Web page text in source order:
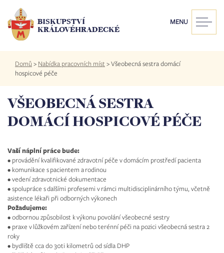
hlavnímu
obsahu
BISKUPSTVÍ
KRÁLOVÉHRADECKÉ
MENU
Drobečková
navigace
Domů > Nabídka pracovních míst >Všeobecná sestra domácí
hospicové péče
VŠEOBECNÁ SESTRA
DOMÁCÍ HOSPICOVÉ PÉČE
Vaší náplní práce bude:
• provádění kvalifikované zdravotní péče v domácím prostředí pacienta
• komunikace s pacientem a rodinou
• vedení zdravotnické dokumentace
• spolupráce s dalšími profesemi v rámci multidisciplinárního týmu, včetně
asistence lékaři při odborných výkonech
Požadujeme:
• odbornou způsobilost k výkonu povolání všeobecné sestry
• praxe v lůžkovém zařízení nebo terénní péči na pozici všeobecná sestra 2
roky
• bydliště cca do 30ti kilometrů od sídla DHP